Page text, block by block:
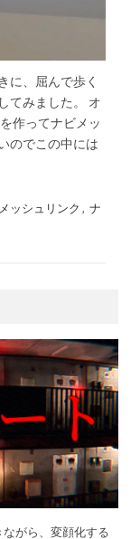
に、屈んで歩く
てみました。 オ
作ってナビメッ
のでこの中には
ッシュリンク
ナ
ながら、変顔化する